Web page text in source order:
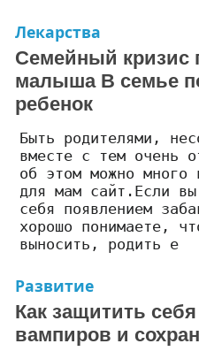
Лекарства
Семейный кризис
малыша В семье
ребенок
Быть родителями,
вместе с тем очень
об этом можно много
для мам сайт.Если вы
себя появлением
хорошо понимаете,
выносить, родить е
Развитие
Как защитить
вампиров и